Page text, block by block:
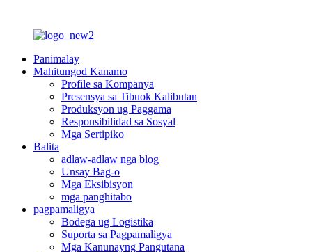
Panimalay
Mahitungod Kanamo
Profile sa Kompanya
Presensya sa Tibuok Kalibutan
Produksyon ug Paggama
Responsibilidad sa Sosyal
Mga Sertipiko
Balita
adlaw-adlaw nga blog
Unsay Bag-o
Mga Eksibisyon
mga panghitabo
pagpamaligya
Bodega ug Logistika
Suporta sa Pagpamaligya
Mga Kanunayng Pangutana